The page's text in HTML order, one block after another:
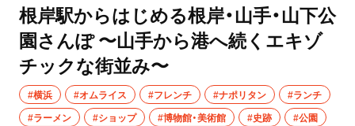
根岸駅からはじめる根岸・山手・山下公
園さんぽ 〜山手から港へ続くエキゾ
チックな街並み〜
#横浜 #オムライス #フレンチ #ナポリタン
#ランチ
#ラーメン
#ショップ #博物館・美術館 #史跡
#公園